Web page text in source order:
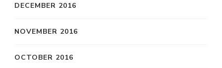
DECEMBER 2016
NOVEMBER 2016
OCTOBER 2016